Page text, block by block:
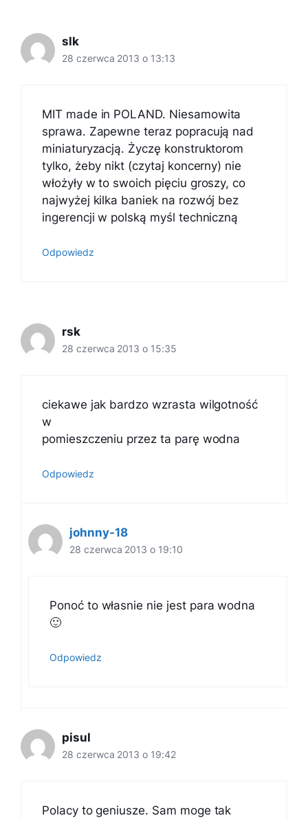
slk
28 czerwca 2013 o 13:13
MIT made in POLAND. Niesamowita
sprawa. Zapewne teraz popracują nad
miniaturyzacją. Życzę konstruktorom
tylko, żeby nikt (czytaj koncerny) nie
włożyły w to swoich pięciu groszy, co
najwyżej kilka baniek na rozwój bez
ingerencji w polską myśl techniczną
Odpowiedz
rsk
28 czerwca 2013 o 15:35
ciekawe jak bardzo wzrasta wilgotność
w
pomieszczeniu przez ta parę wodna
Odpowiedz
johnny-18
28 czerwca 2013 o 19:10
Ponoć to własnie nie jest para wodna
🙂
Odpowiedz
pisul
28 czerwca 2013 o 19:42
Polacy to geniusze. Sam moge tak